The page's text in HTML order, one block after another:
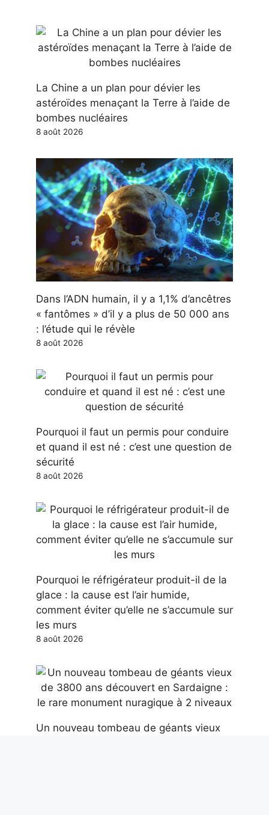
La Chine a un plan pour dévier les
astéroïdes menaçant la Terre à l’aide de
bombes nucléaires
8 août 2026
Dans l’ADN humain, il y a 1,1% d’ancêtres
« fantômes » d’il y a plus de 50 000 ans
: l’étude qui le révèle
8 août 2026
Pourquoi il faut un permis pour conduire
et quand il est né : c’est une question de
sécurité
8 août 2026
Pourquoi le réfrigérateur produit-il de la
glace : la cause est l’air humide,
comment éviter qu’elle ne s’accumule sur
les murs
8 août 2026
Un nouveau tombeau de géants vieux